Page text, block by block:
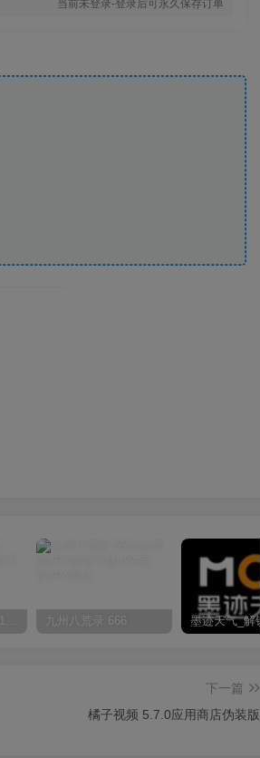
当前未登录-登录后可永久保存订单
和平精英-自瞄S30 1.0.0
九州八荒录 666
下一篇
橘子视频 5.7.0应用商店伪装版